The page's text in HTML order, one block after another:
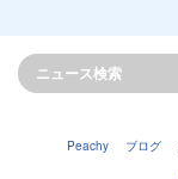
Peachy ブログ